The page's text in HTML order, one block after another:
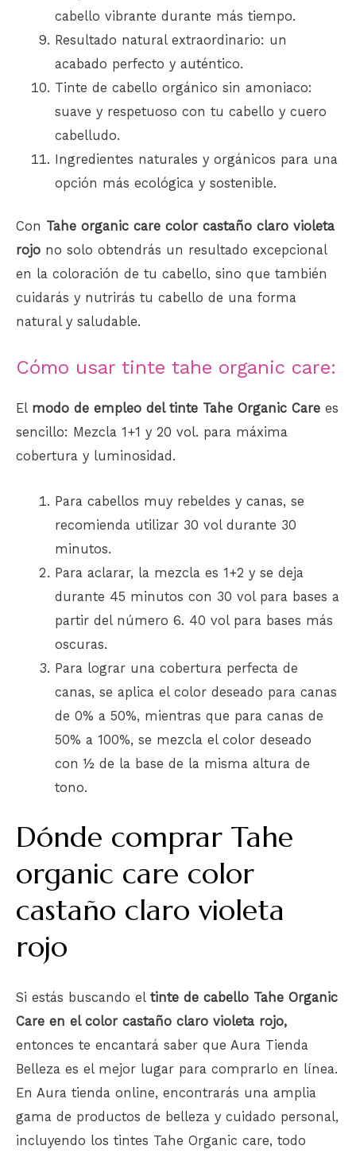
cabello vibrante durante más tiempo.
Resultado natural extraordinario: un
acabado perfecto y auténtico.
Tinte de cabello orgánico sin amoniaco:
suave y respetuoso con tu cabello y cuero
cabelludo.
Ingredientes naturales y orgánicos para una
opción más ecológica y sostenible.
Con Tahe organic care color castaño claro violeta
rojo no solo obtendrás un resultado excepcional
en la coloración de tu cabello, sino que también
cuidarás y nutrirás tu cabello de una forma
natural y saludable.
Cómo usar tinte tahe organic care:
El modo de empleo del tinte Tahe Organic Care es
sencillo: Mezcla 1+1 y 20 vol. para máxima
cobertura y luminosidad.
Para cabellos muy rebeldes y canas, se
recomienda utilizar 30 vol durante 30
minutos.
Para aclarar, la mezcla es 1+2 y se deja
durante 45 minutos con 30 vol para bases a
partir del número 6. 40 vol para bases más
oscuras.
Para lograr una cobertura perfecta de
canas, se aplica el color deseado para canas
de 0% a 50%, mientras que para canas de
50% a 100%, se mezcla el color deseado
con ½ de la base de la misma altura de
tono.
Dónde comprar Tahe
organic care color
castaño claro violeta
rojo
Si estás buscando el tinte de cabello Tahe Organic
Care en el color castaño claro violeta rojo,
entonces te encantará saber que Aura Tienda
Belleza es el mejor lugar para comprarlo en línea.
En Aura tienda online, encontrarás una amplia
gama de productos de belleza y cuidado personal,
incluyendo los tintes Tahe Organic care, todo